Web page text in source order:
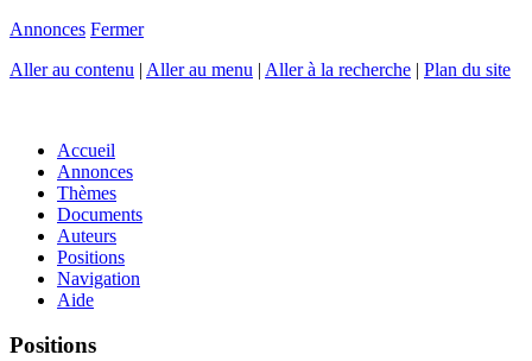
Annonces Fermer
Aller au contenu | Aller au menu | Aller à la recherche | Plan du site
Accueil
Annonces
Thèmes
Documents
Auteurs
Positions
Navigation
Aide
Positions